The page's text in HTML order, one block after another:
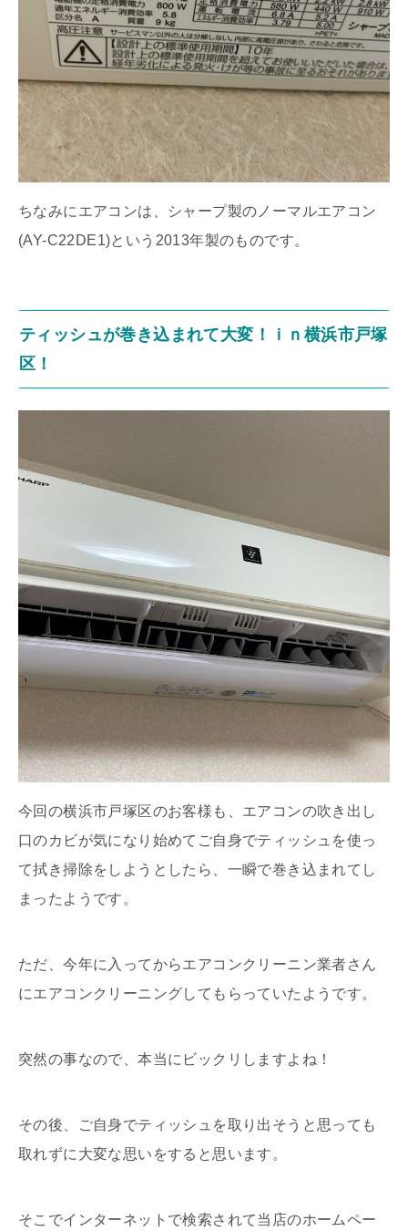
ちなみにエアコンは、シャープ製のノーマルエアコン
(AY-C22DE1)という2013年製のものです。
ティッシュが巻き込まれて大変！ｉｎ横浜市戸塚
区！
今回の横浜市戸塚区のお客様も、エアコンの吹き出し
口のカビが気になり始めてご自身でティッシュを使っ
て拭き掃除をしようとしたら、一瞬で巻き込まれてし
まったようです。
ただ、今年に入ってからエアコンクリーニン業者さん
にエアコンクリーニングしてもらっていたようです。
突然の事なので、本当にビックリしますよね！
その後、ご自身でティッシュを取り出そうと思っても
取れずに大変な思いをすると思います。
そこでインターネットで検索されて当店のホームペー